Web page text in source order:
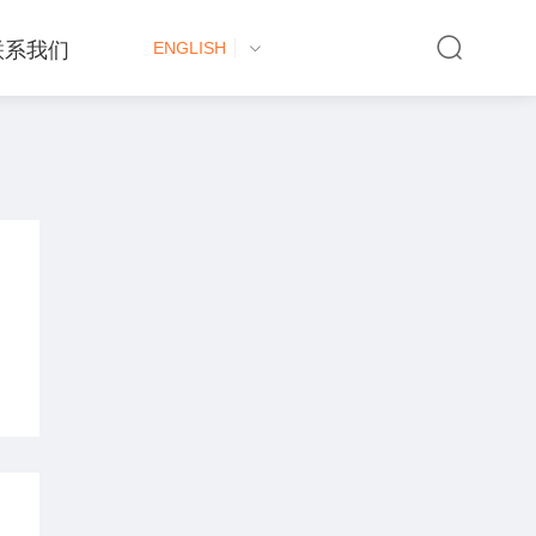
我们 ENGLISH